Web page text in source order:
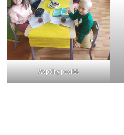
Wspólny posiłek